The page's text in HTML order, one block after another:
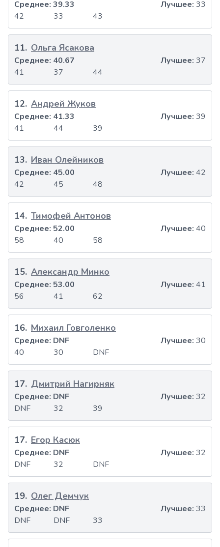
42 33 43
Среднее: 39.33 Лучшее: 33
11. Ольга Ясакова
41 37 44
Среднее: 40.67 Лучшее: 37
12. Андрей Жуков
41 44 39
Среднее: 41.33 Лучшее: 39
13. Иван Олейников
42 45 48
Среднее: 45.00 Лучшее: 42
14. Тимофей Антонов
58 40 58
Среднее: 52.00 Лучшее: 40
15. Александр Минко
56 41 62
Среднее: 53.00 Лучшее: 41
16. Михаил Говголенко
40 30 DNF
Среднее: DNF Лучшее: 30
17. Дмитрий Нагирняк
DNF 32 39
Среднее: DNF Лучшее: 32
17. Егор Касюк
DNF 32 DNF
Среднее: DNF Лучшее: 32
19. Олег Демчук
DNF DNF 33
Среднее: DNF Лучшее: 33